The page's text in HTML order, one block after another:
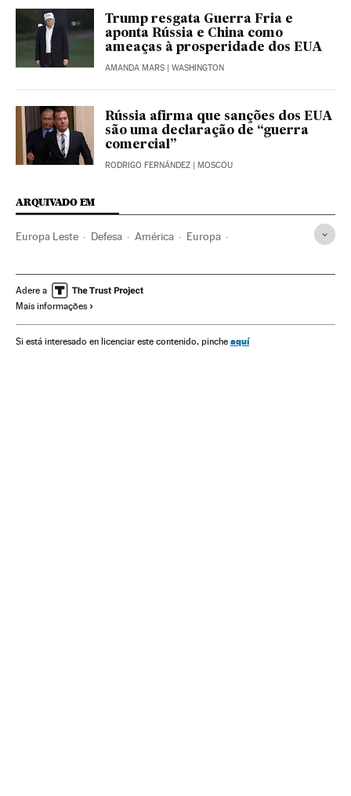
Trump resgata Guerra Fria e
aponta Rússia e China como
ameaças à prosperidade dos EUA
AMANDA MARS | WASHINGTON
Rússia afirma que sanções dos EUA
são uma declaração de “guerra
comercial”
RODRIGO FERNÁNDEZ | MOSCOU
ARQUIVADO EM
Europa Leste Defesa América Europa
Departamento Defesa EUA
Segurança nacional
Armamento
Adere a
Mais informações
Si está interesado en licenciar este contenido, pinche aquí